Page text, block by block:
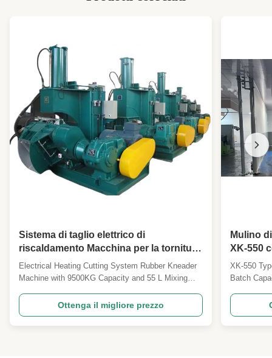
Sistema di taglio elettrico di
riscaldamento Macchina per la tornitura
di gomma con capacità di 9500 kg e
capacità di miscelazione di 55 l
Electrical Heating Cutting System Rubber Kneader
Machine with 9500KG Capacity and 55 L Mixing
Machine is a high-performance industrial equipment
designed for efficient rubber and plastic mixing.
With a powerful main motor power of 110KW, this
Ottenga il migliore prezzo
Mulino
XK-550
mm
XK-550
Batch
Open
delivering
capacity of